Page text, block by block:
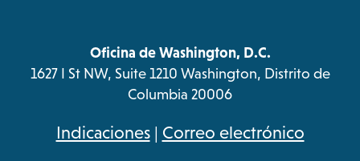
Oficina de Washington, D.C.
1627 I St NW, Suite 1210 Washington, Distrito de
Columbia 20006
Indicacionesopens
| Correo electrónico